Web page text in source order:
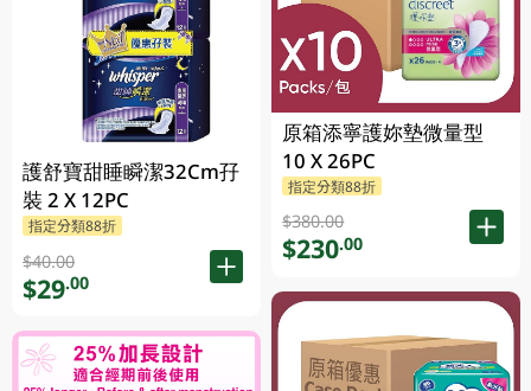
護舒寶甜睡瞬潔32Cm孖
裝 2 X 12PC
指定分類88折
$40.00
$29.00
原箱添寧護妳墊微量型
10 X 26PC
指定分類88折
$380.00
$230.00